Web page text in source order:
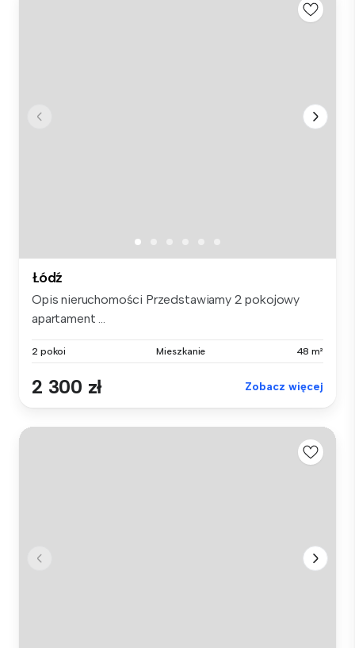
Łódź
Opis nieruchomości Przedstawiamy 2 pokojowy
apartament ...
2 pokoi Mieszkanie 48 m²
2 300 zł Zobacz więcej